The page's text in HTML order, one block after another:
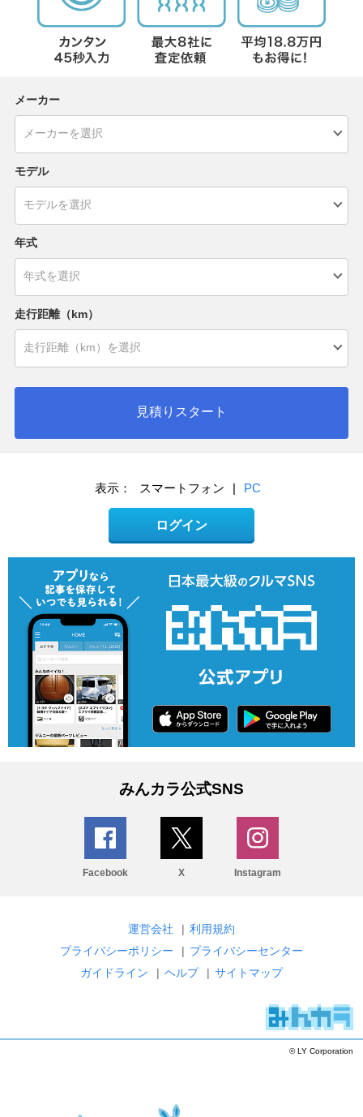
メーカー
モデル
年式
走行距離（km）
見積りスタート
表示： スマートフォン | PC
ログイン
みんカラ公式SNS
Facebook X Instagram
運営会社 | 利用規約
プライバシーポリシー
| プライバシーセンター
ガイドライン
| ヘルプ | サイトマップ
© LY Corporation